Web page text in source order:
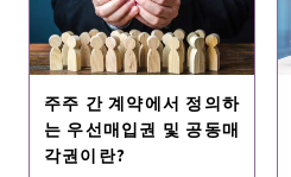
주주 간 계약에서 정의하
는 우선매입권 및 공동매
각권이란?